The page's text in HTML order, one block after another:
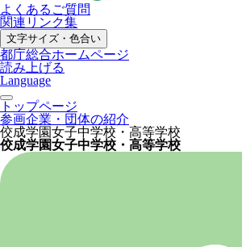
よくあるご質問
関連リンク集
文字サイズ・色合い
都庁総合ホームページ
読み上げる
Language
トップページ
参画企業・団体の紹介
佼成学園女子中学校・高等学校
佼成学園女子中学校・高等学校